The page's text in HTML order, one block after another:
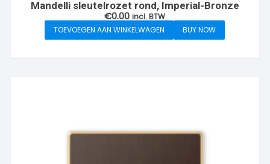
Mandelli sleutelrozet rond, Imperial-Bronze
€0.00 incl. BTW
TOEVOEGEN AAN WINKELWAGEN
BUY NOW